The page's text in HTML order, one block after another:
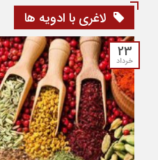
لاغری با ادویه ها
23
خرداد